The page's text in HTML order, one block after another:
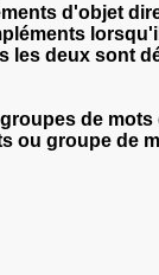
d'objet
les deux sont
de
ou groupe de